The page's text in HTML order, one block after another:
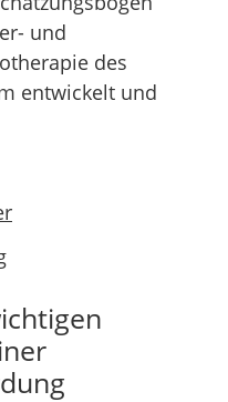
und
des
entwickelt und